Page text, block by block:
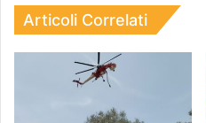
Articoli Correlati